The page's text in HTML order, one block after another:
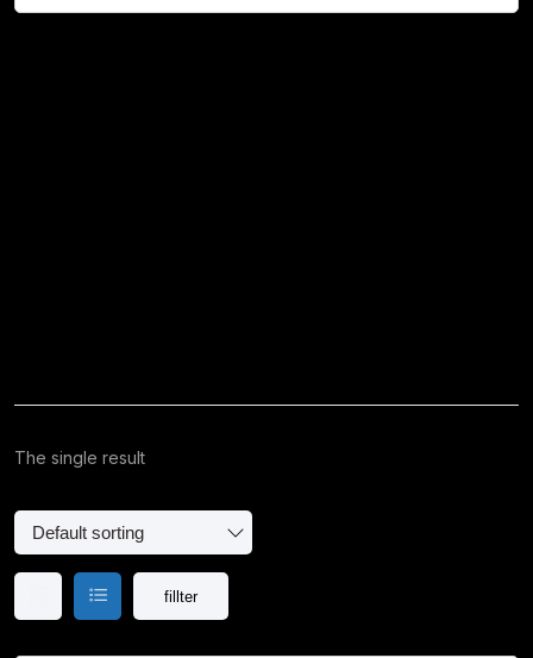
Leer Más...
The single result
fillter